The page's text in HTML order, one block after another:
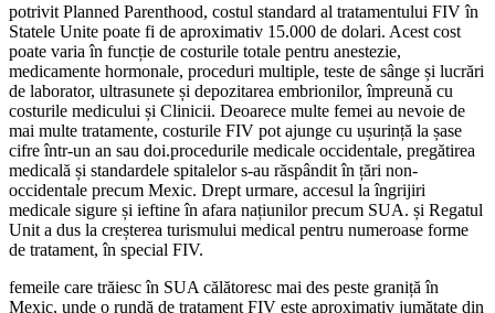
potrivit Planned Parenthood, costul standard al tratamentului FIV în
Statele Unite poate fi de aproximativ 15.000 de dolari. Acest cost
poate varia în funcție de costurile totale pentru anestezie,
medicamente hormonale, proceduri multiple, teste de sânge și lucrări
de laborator, ultrasunete și depozitarea embrionilor, împreună cu
costurile medicului și Clinicii. Deoarece multe femei au nevoie de
mai multe tratamente, costurile FIV pot ajunge cu ușurință la șase
cifre într-un an sau doi.procedurile medicale occidentale, pregătirea
medicală și standardele spitalelor s-au răspândit în țări non-
occidentale precum Mexic. Drept urmare, accesul la îngrijiri
medicale sigure și ieftine în afara națiunilor precum SUA. și Regatul
Unit a dus la creșterea turismului medical pentru numeroase forme
de tratament, în special FIV.
femeile care trăiesc în SUA călătoresc mai des peste graniță în
Mexic, unde o rundă de tratament FIV este aproximativ jumătate din